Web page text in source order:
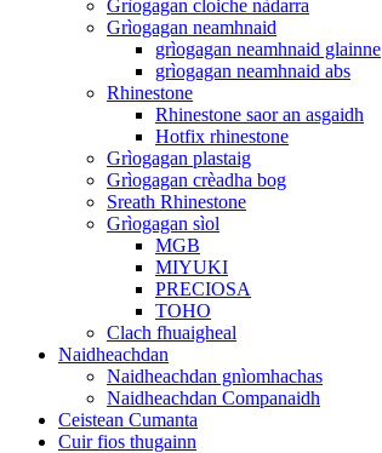
Grìogagan cloiche nàdarra
Grìogagan neamhnaid
grìogagan neamhnaid glainne
grìogagan neamhnaid abs
Rhinestone
Rhinestone saor an asgaidh
Hotfix rhinestone
Grìogagan plastaig
Grìogagan crèadha bog
Sreath Rhinestone
Grìogagan sìol
MGB
MIYUKI
PRECIOSA
TOHO
Clach fhuaigheal
Naidheachdan
Naidheachdan gnìomhachas
Naidheachdan Companaidh
Ceistean Cumanta
Cuir fios thugainn